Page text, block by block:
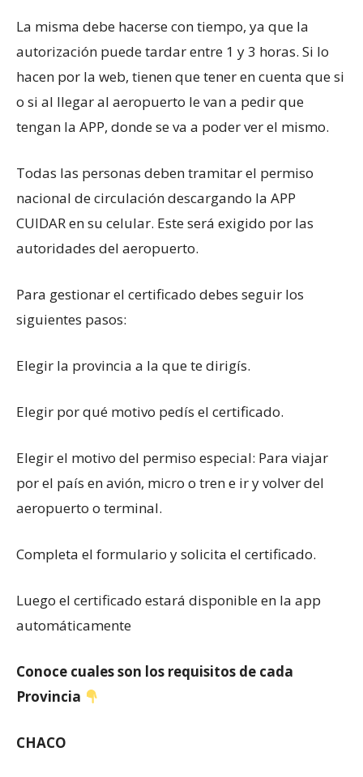
La misma debe hacerse con tiempo, ya que la
autorización puede tardar entre 1 y 3 horas. Si lo
hacen por la web, tienen que tener en cuenta que si
o si al llegar al aeropuerto le van a pedir que
tengan la APP, donde se va a poder ver el mismo.
Todas las personas deben tramitar el permiso
nacional de circulación descargando la APP
CUIDAR en su celular. Este será exigido por las
autoridades del aeropuerto.
Para gestionar el certificado debes seguir los
siguientes pasos:
Elegir la provincia a la que te dirigís.
Elegir por qué motivo pedís el certificado.
Elegir el motivo del permiso especial: Para viajar
por el país en avión, micro o tren e ir y volver del
aeropuerto o terminal.
Completa el formulario y solicita el certificado.
Luego el certificado estará disponible en la app
automáticamente
Conoce cuales son los requisitos de cada
Provincia
CHACO